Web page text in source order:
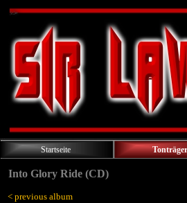
Startseite Tonträger
Into Glory Ride (CD)
< previous album